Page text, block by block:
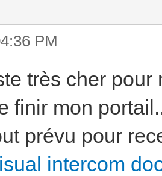
PM
très cher pour
finir mon
prévu pour
intercom